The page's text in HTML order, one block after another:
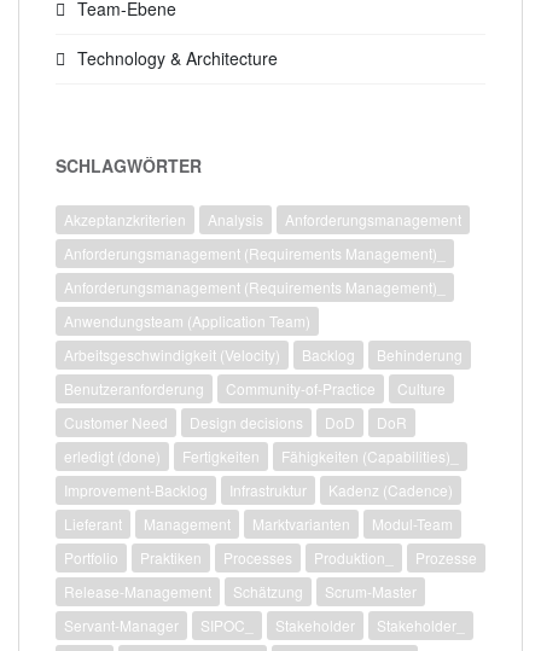
Team-Ebene
Technology & Architecture
SCHLAGWÖRTER
Akzeptanzkriterien Analysis
Anforderungsmanagement
Anforderungsmanagement (Requirements Management)_
Anforderungsmanagement (Requirements Management)_
Anwendungsteam (Application Team)
Arbeitsgeschwindigkeit (Velocity)
Backlog
Behinderung
Benutzeranforderung
Community-of-Practice
Culture
Customer Need
Design decisions DoD
DoR
erledigt (done)
Fertigkeiten
Fähigkeiten (Capabilities)_
Improvement-Backlog
Infrastruktur
Kadenz (Cadence)
Lieferant
Management Marktvarianten
Modul-Team
Portfolio
Praktiken Processes Produktion_
Prozesse
Release-Management
Schätzung
Scrum-Master
Servant-Manager
SIPOC_ Stakeholder
Stakeholder_